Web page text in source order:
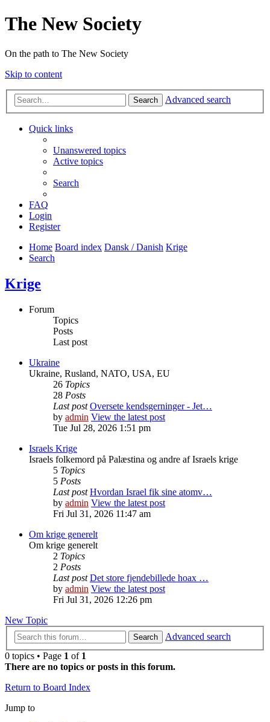
The New Society
On the path to The New Society
Skip to content
Search Advanced search
Quick links
Unanswered topics
Active topics
Search
FAQ
Login
Register
Home Board index Dansk / Danish Krige
Search
Krige
Forum
Topics
Posts
Last post
Ukraine
Ukraine, Rusland, NATO, USA, EU
26 Topics
28 Posts
Last post Oversete kendsgerninger - Jet…
by admin View the latest post
Tue Jul 28, 2026 1:51 pm
Israels Krige
Israels folkemord på Palæstina og andre af Israels krige
5 Topics
5 Posts
Last post Hvordan Israel fik sine atomv…
by admin View the latest post
Fri Jul 31, 2026 11:47 am
Om krige generelt
Om krige generelt
2 Topics
2 Posts
Last post Det store fjendebillede hoax …
by admin View the latest post
Fri Jul 31, 2026 12:26 pm
New Topic
Search
Advanced search
0 topics • Page 1 of 1
There are no topics or posts in this forum.
Return to Board Index
Jump to